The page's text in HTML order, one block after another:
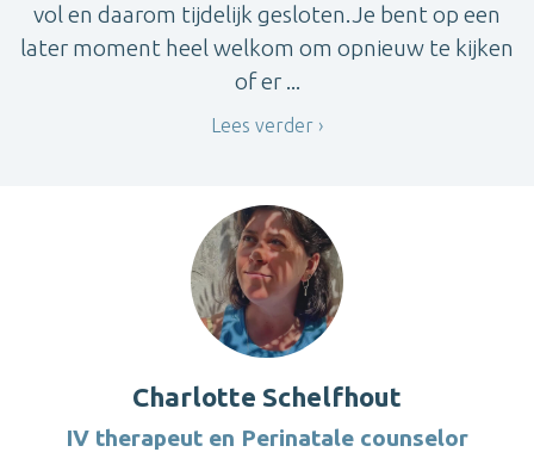
vol en daarom tijdelijk gesloten.Je bent op een
later moment heel welkom om opnieuw te kijken
of er ...
Lees verder
Charlotte Schelfhout
IV therapeut en Perinatale counselor